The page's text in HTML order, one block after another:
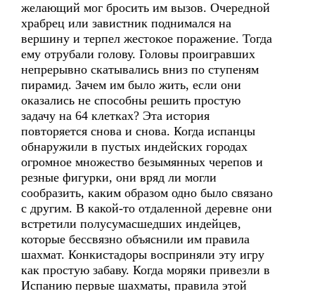
желающий мог бросить им вызов. Очередной
храбрец или завистник поднимался на
вершину и терпел жестокое поражение. Тогда
ему отрубали голову. Головы проигравших
непрерывно скатывались вниз по ступеням
пирамид. Зачем им было жить, если они
оказались не способны решить простую
задачу на 64 клетках? Эта история
повторяется снова и снова. Когда испанцы
обнаружили в пустых индейских городах
огромное множество безымянных черепов и
резные фигурки, они вряд ли могли
сообразить, каким образом одно было связано
с другим. В какой-то отдаленной деревне они
встретили полусумасшедших индейцев,
которые бессвязно объяснили им правила
шахмат. Конкистадоры восприняли эту игру
как простую забаву. Когда моряки привезли в
Испанию первые шахматы, правила этой